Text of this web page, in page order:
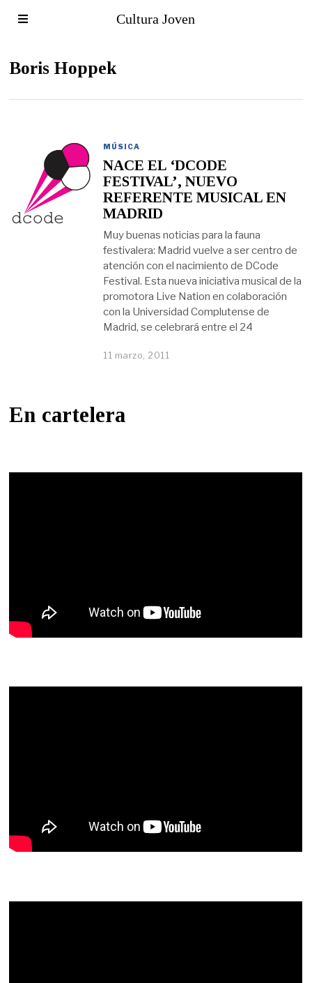
Cultura Joven
Boris Hoppek
MÚSICA
NACE EL ‘DCODE
FESTIVAL’, NUEVO
REFERENTE MUSICAL EN
MADRID
Muy buenas noticias para la fauna
festivalera: Madrid vuelve a ser centro de
atención con el nacimiento de DCode
Festival. Esta nueva iniciativa musical de la
promotora Live Nation en colaboración
con la Universidad Complutense de
Madrid, se celebrará entre el 24
11 marzo, 2011
En cartelera